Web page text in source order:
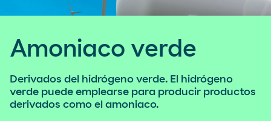
Amoniaco verde
Derivados del hidrógeno verde. El hidrógeno
verde puede emplearse para producir productos
derivados como el amoniaco.